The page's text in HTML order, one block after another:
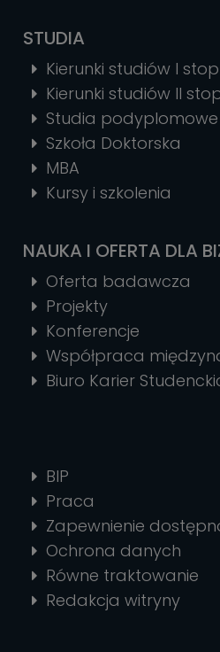
STUDIA
Kierunki studiów I
Kierunki studiów II
Studia podyplomowe
Szkoła Doktorska
MBA
Kursy i szkolenia
NAUKA I OFERTA DLA
Oferta badawcza
Projekty
Konferencje
Współpraca
Biuro Karier
BIP
Praca
Zapewnienie
Ochrona danych
Równe traktowanie
Redakcja witryny